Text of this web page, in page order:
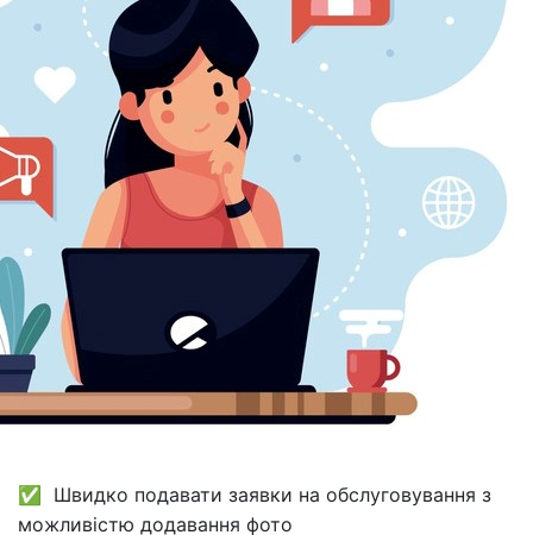
✅ Швидко подавати заявки на обслуговування з
можливістю додавання фото